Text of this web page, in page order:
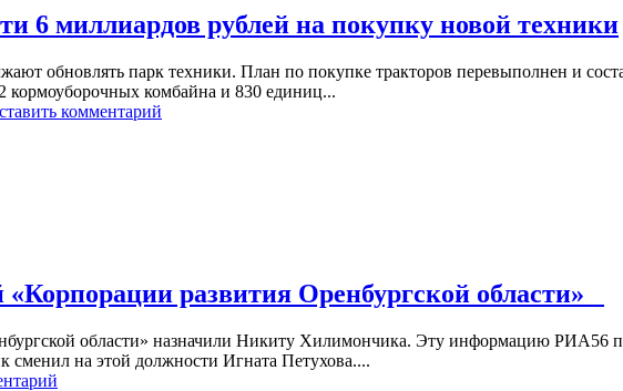
6 миллиардов рублей на покупку новой техники
обновлять парк техники. План по покупке тракторов перевыполнен и
комбайна и 830 единиц...
комментарий
развития Оренбургской области»
области» назначили Никиту Хилимончика. Эту информацию РИА56
сменил на этой должности Игната Петухова....